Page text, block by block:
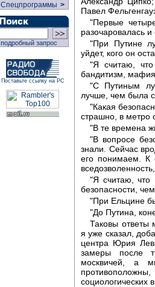
Спецпрограммы >
подробный запрос
Поставьте ссылку на РС
Павел
"Первые
разочаровалась
"При Путине
уйдет, кого он
"Я считаю,
бандитизм, мафия
"С Путиным
лучше, чем была
"Какая
страшно, в метро
"В те времена
"В вопросе
знали. Сейчас
его понимаем. К
"Я считаю, что
безопасности,
"При Ельцине
"До Путина,
Таковы ответы
я уже сказал,
центра Юрия
замеры после
москвичей, а
социологических